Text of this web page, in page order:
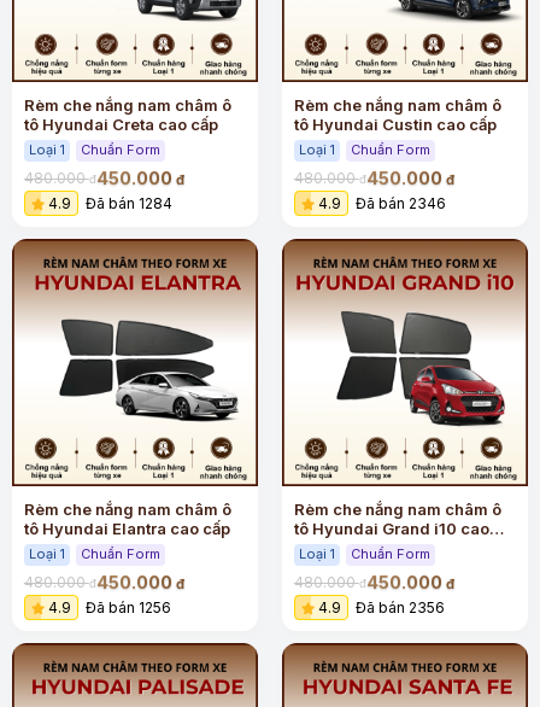
Rèm che nắng nam châm ô
tô Hyundai Creta cao cấp
Loại 1 Chuẩn Form
480.000đ450.000 đ
4.9 Đã bán 1284
Rèm che nắng nam châm ô
tô Hyundai Custin cao cấp
Loại 1 Chuẩn Form
480.000đ450.000 đ
4.9 Đã bán 2346
Rèm che nắng nam châm ô
tô Hyundai Elantra cao cấp
Loại 1 Chuẩn Form
480.000đ450.000 đ
4.9 Đã bán 1256
Rèm che nắng nam châm ô
tô Hyundai Grand i10 cao
cấp
Loại 1 Chuẩn Form
480.000đ450.000 đ
4.9 Đã bán 2356